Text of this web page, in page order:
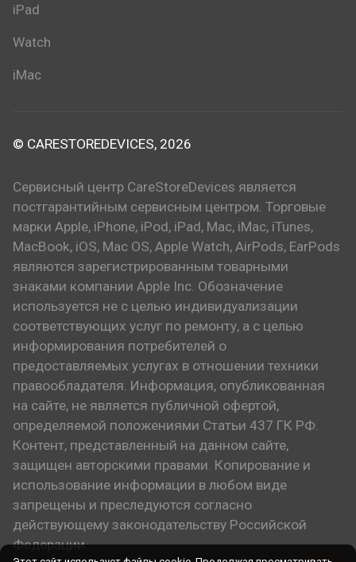
iPad
Watch
iMac
© CARESTOREDEVICES, 2026
Сервисный центр CareStoreDevices является
постгарантийным сервисным центром. Торговые
марки Apple, iPhone, iPod, iPad, Mac, iMac, iTunes,
MacBook, iOS, Mac OS, Apple Watch, AirPods, EarPods
являются зарегистрированным товарными
знаками компании Apple Inc. Обозначение
используется не с целью индивидуализации
соответствующих услуг по ремонту, а с целью
информирования потребителей о
предоставляемых услугах в отношении техники
правообладателя. Информация, опубликованная
на сайте, не является публичной офертой,
определяемой положениями Статьи 437 ГК РФ.
Контент, представленный на данном сайте,
защищен авторскими правами. Копирование и
использование информации в любом виде
запрещены и преследуются согласно
действующему законодательству Российской
Федерации.